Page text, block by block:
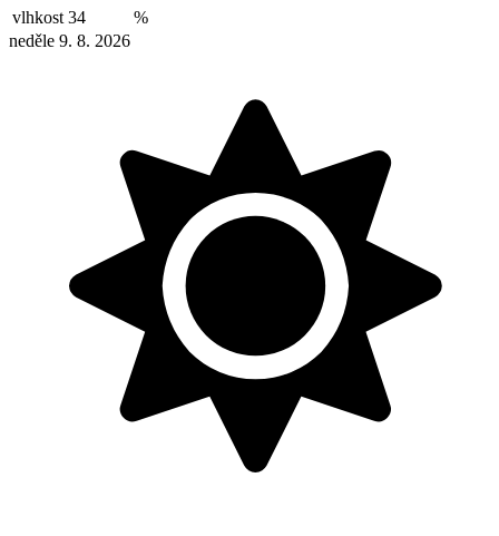
vlhkost 34
%
neděle 9. 8. 2026